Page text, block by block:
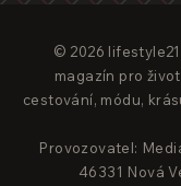
© 2026
magazín pro
cestování, módu,
Provozovatel:
46331 Nová